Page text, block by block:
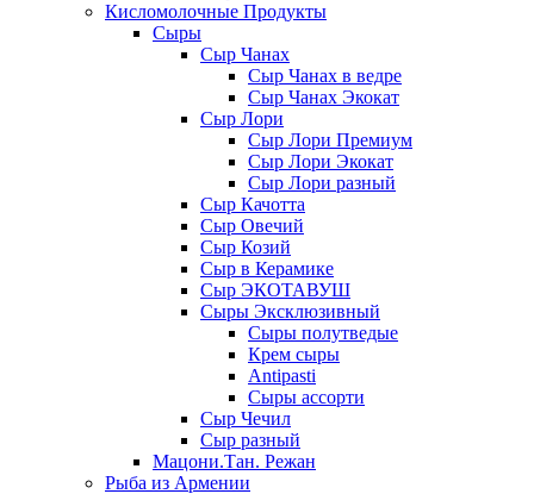
Кисломолочные Продукты
Сыры
Сыр Чанах
Сыр Чанах в ведре
Сыр Чанах Экокат
Сыр Лори
Сыр Лори Премиум
Сыр Лори Экокат
Сыр Лори разный
Сыр Качотта
Сыр Овечий
Сыр Козий
Сыр в Керамике
Сыр ЭКОТАВУШ
Сыры Эксклюзивный
Сыры полутведые
Крем сыры
Antipasti
Сыры ассорти
Сыр Чечил
Сыр разный
Мацони.Тан. Режан
Рыба из Армении